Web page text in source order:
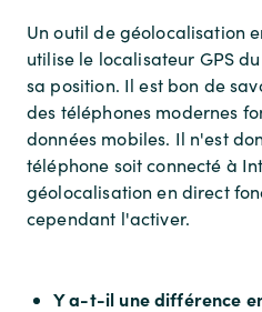
Un outil de géolocalisation
utilise le localisateur GPS
sa position. Il est bon de
des téléphones modernes
données mobiles. Il n'est
téléphone soit connecté à
géolocalisation en direct
cependant l'activer.
Y a-t-il une différence